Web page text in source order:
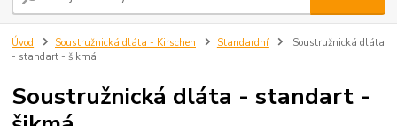
Úvod Soustružnická dláta - Kirschen Standardní
Soustružnická dláta
- standart - šikmá
Soustružnická dláta - standart -